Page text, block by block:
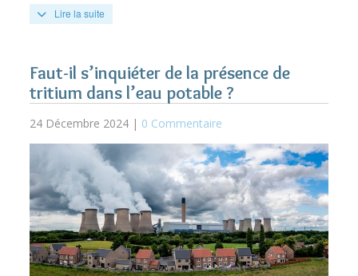
Lire la suite
Faut-il s’inquiéter de la présence de
tritium dans l’eau potable ?
24 Décembre 2024 | 0 Commentaire